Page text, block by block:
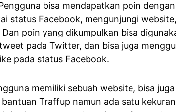
bisa mendapatkan poin
status Facebook, mengunjungi
poin yang dikumpulkan bisa
pada Twitter, dan bisa juga
pada status Facebook.
memiliki sebuah website, bisa
bantuan Traffup namun ada satu